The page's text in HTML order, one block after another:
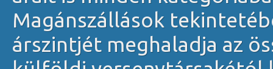
Magánszállások
árszintjét meghaladja az